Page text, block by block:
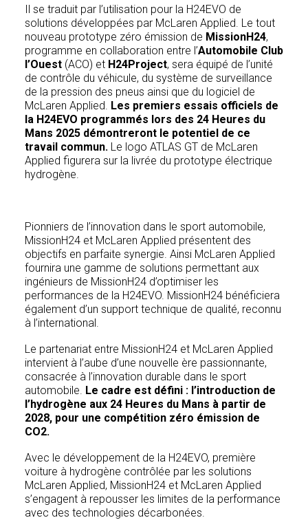
Il se traduit par l’utilisation pour la H24EVO de
solutions développées par McLaren Applied. Le tout
nouveau prototype zéro émission de MissionH24,
programme en collaboration entre l’Automobile Club
l’Ouest (ACO) et H24Project, sera équipé de l’unité
de contrôle du véhicule, du système de surveillance
de la pression des pneus ainsi que du logiciel de
McLaren Applied. Les premiers essais officiels de
la H24EVO programmés lors des 24 Heures du
Mans 2025 démontreront le potentiel de ce
travail commun. Le logo ATLAS GT de McLaren
Applied figurera sur la livrée du prototype électrique
hydrogène.
Pionniers de l’innovation dans le sport automobile,
MissionH24 et McLaren Applied présentent des
objectifs en parfaite synergie. Ainsi McLaren Applied
fournira une gamme de solutions permettant aux
ingénieurs de MissionH24 d’optimiser les
performances de la H24EVO. MissionH24 bénéficiera
également d’un support technique de qualité, reconnu
à l’international.
Le partenariat entre MissionH24 et McLaren Applied
intervient à l’aube d’une nouvelle ère passionnante,
consacrée à l’innovation durable dans le sport
automobile. Le cadre est défini : l’introduction de
l’hydrogène aux 24 Heures du Mans à partir de
2028, pour une compétition zéro émission de
CO2.
Avec le développement de la H24EVO, première
voiture à hydrogène contrôlée par les solutions
McLaren Applied, MissionH24 et McLaren Applied
s’engagent à repousser les limites de la performance
avec des technologies décarbonées.